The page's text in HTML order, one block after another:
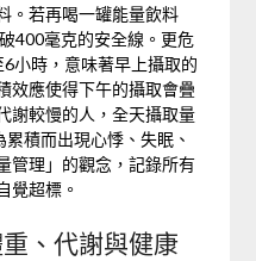
。若再喝一罐能量飲料
400毫克的安全線。更危
小時，意味著早上攝取的
效應使得下午的攝取會疊
謝較慢的人，全天攝取量
積而出現心悸、失眠、
管理」的觀念，記錄所有
覺超標。
、代謝與健康